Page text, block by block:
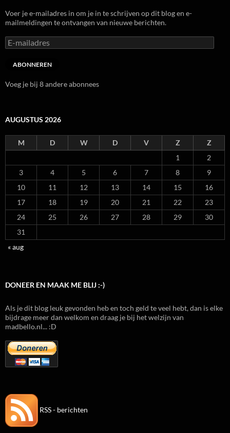
Voer je e-mailadres in om je in te schrijven op dit blog en e-
mailmeldingen te ontvangen van nieuwe berichten.
E-
mailadres
ABONNEREN
Voeg je bij 8 andere abonnees
AUGUSTUS 2026
M D W D V Z
Z
1
2
3
4 5 6 7 8
9
10
11 12 13 14 15
16
17
18 19 20 21 22
23
24
25 26 27 28 29
30
31
« aug
DONEER EN MAAK ME BLIJ :-)
Als je dit blog leuk gevonden heb en toch geld te veel hebt, dan is elke
bijdrage meer dan welkom en draag je bij het welzijn van
madbello.nl... :D
RSS - berichten